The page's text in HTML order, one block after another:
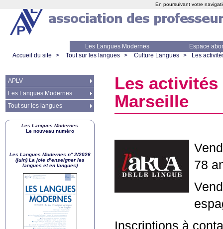
Les Langues Modernes
Espace
Accueil du site
> Tout sur les langues > Culture Langues > Les
Les activités
Marseille
78
Inscriptions à
APLV
Les Langues Modernes
Tout sur les langues
Les Langues Modernes
Le nouveau numéro
Les Langues Modernes n° 2/2026
(juin) La joie d’enseigner les
langues et en langues)
En poursuivant votre